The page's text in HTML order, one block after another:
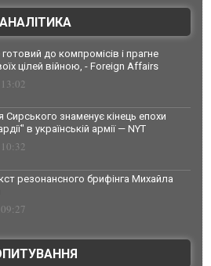
АНАЛІТИКА
до компромісів і прагне
цілей війною, - Foreign Affairs
Сирського знаменує кінець епохи
в українській армії — NYT
резонансного брифінга Михайла